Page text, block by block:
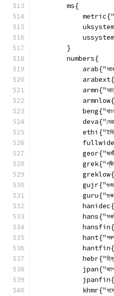
        ms{
        }
        numbers{